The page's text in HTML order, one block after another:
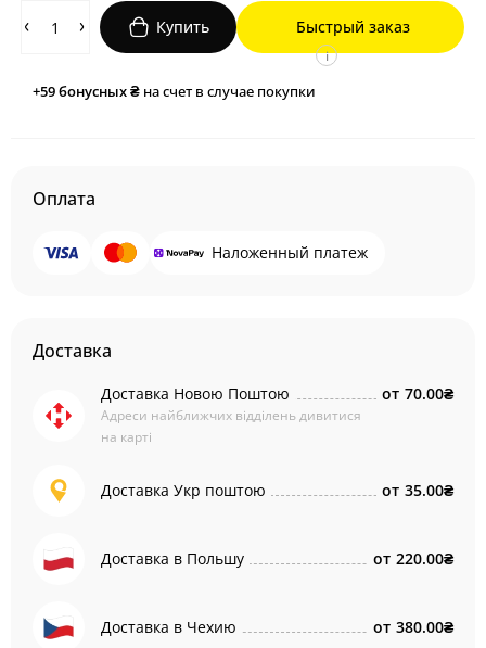
Купить Быстрый заказ
+59бонусных ₴ на счет в случае покупки
i
Оплата
Наложенный платеж
Доставка
Доставка Новою Поштою
Адреси найближчих відділень дивитися
на карті
от 70.00₴
Доставка Укр поштою от 35.00₴
Доставка в Польшу от 220.00₴
Доставка в Чехию от 380.00₴